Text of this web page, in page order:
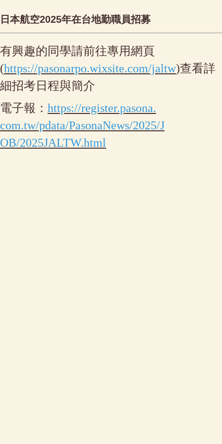
日本航空2025年在台地勤職員招募
有興趣的同學請前往專用網頁
(https://pasonarpo.wixsite.com/jaltw)查看詳
細招考日程與簡介
電子報： https://register.pasona.
com.tw/pdata/PasonaNews/2025/J
OB/2025JALTW.html